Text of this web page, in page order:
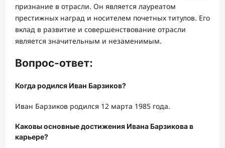
признание в отрасли. Он является лауреатом
престижных наград и носителем почетных титулов. Его
вклад в развитие и совершенствование отрасли
является значительным и незаменимым.
Вопрос-ответ:
Когда родился Иван Барзиков?
Иван Барзиков родился 12 марта 1985 года.
Каковы основные достижения Ивана Барзикова в
карьере?